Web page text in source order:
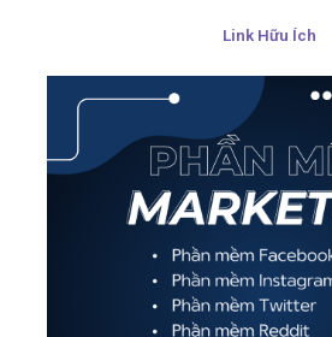
Link Hữu Ích